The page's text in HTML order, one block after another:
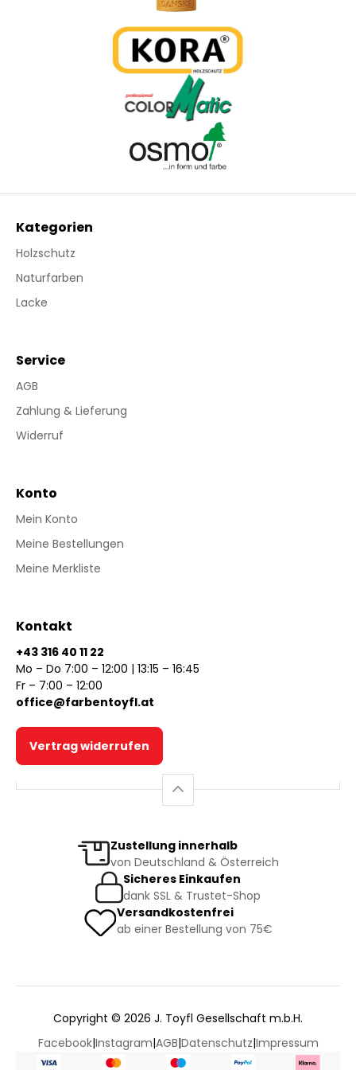
Kategorien
Holzschutz
Naturfarben
Lacke
Service
AGB
Zahlung & Lieferung
Widerruf
Konto
Mein Konto
Meine Bestellungen
Meine Merkliste
Kontakt
+43 316 40 11 22
Mo – Do 7:00 – 12:00 | 13:15 – 16:45
Fr – 7:00 – 12:00
office@farbentoyfl.at
Vertrag widerrufen
Zustellung innerhalb
von Deutschland & Österreich
Sicheres Einkaufen
dank SSL & Trustet-Shop
Versandkostenfrei
ab einer Bestellung von 75€
Copyright © 2026 J. Toyfl Gesellschaft m.b.H.
Facebook|Instagram|AGB|Datenschutz|Impressum